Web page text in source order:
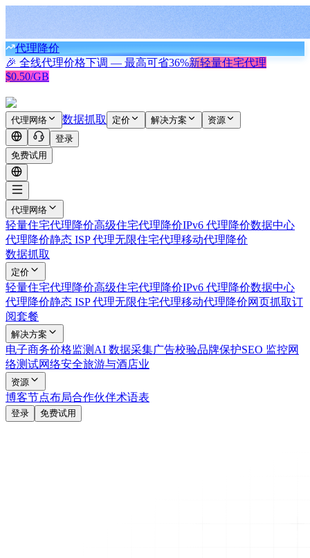
代理降价
🎉 全线代理价格下调 — 最高可省36%新轻量住宅代理
$0.50/GB
代理网络 数据抓取 定价 解决方案
资源
登录
免费试用
代理网络
轻量住宅代理降价高级住宅代理降价IPv6 代理降价数据中心
代理降价静态 ISP 代理无限住宅代理移动代理降价
数据抓取
定价
轻量住宅代理降价高级住宅代理降价IPv6 代理降价数据中心
代理降价静态 ISP 代理无限住宅代理移动代理降价网页抓取订
阅套餐
解决方案
电子商务价格监测 AI 数据采集广告校验品牌保护SEO 监控网
络测试网络安全旅游与酒店业
资源
博客节点布局合作伙伴术语表
登录 免费试用